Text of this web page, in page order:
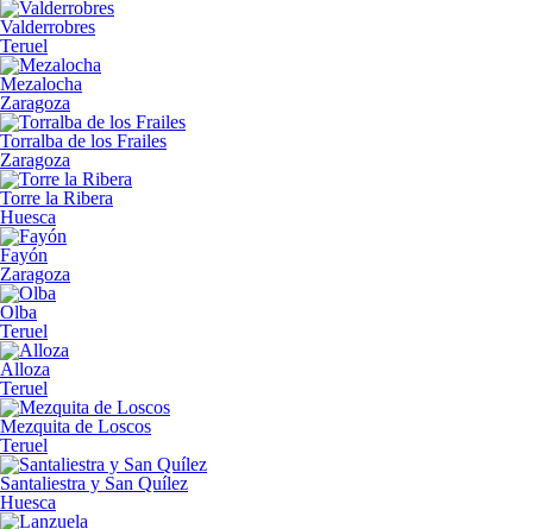
Valderrobres
Teruel
Mezalocha
Zaragoza
Torralba de los Frailes
Zaragoza
Torre la Ribera
Huesca
Fayón
Zaragoza
Olba
Teruel
Alloza
Teruel
Mezquita de Loscos
Teruel
Santaliestra y San Quílez
Huesca